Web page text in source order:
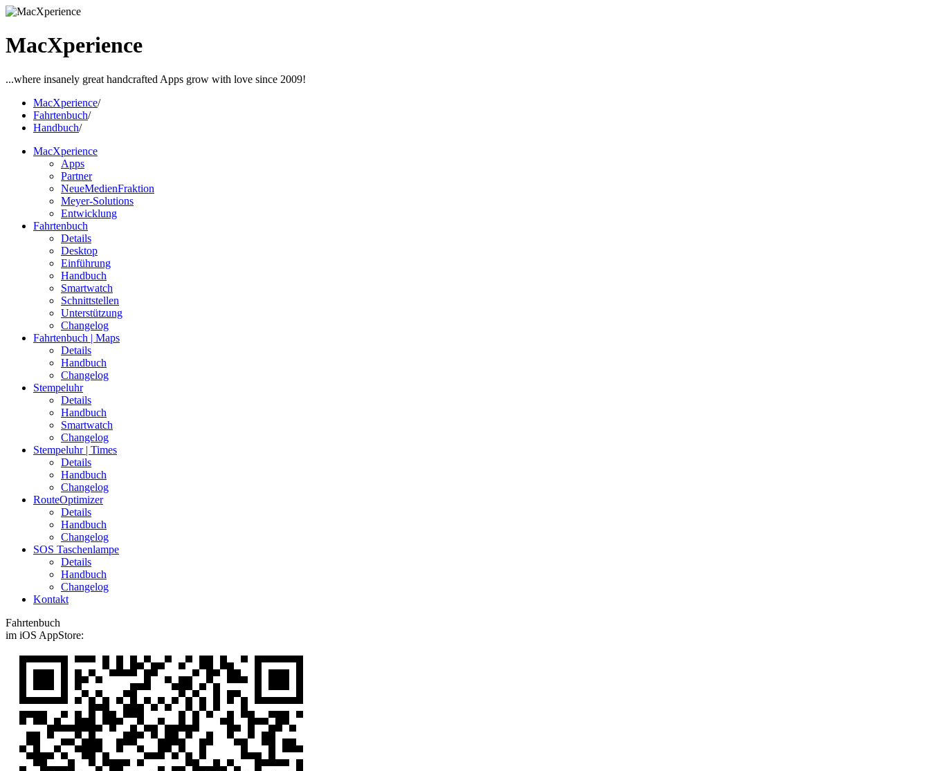
MacXperience
...where insanely great handcrafted Apps grow with love since 2009!
MacXperience/
Fahrtenbuch/
Handbuch/
MacXperience
Apps
Partner
NeueMedienFraktion
Meyer-Solutions
Entwicklung
Fahrtenbuch
Details
Desktop
Einführung
Handbuch
Smartwatch
Schnittstellen
Unterstützung
Changelog
Fahrtenbuch | Maps
Details
Handbuch
Changelog
Stempeluhr
Details
Handbuch
Smartwatch
Changelog
Stempeluhr | Times
Details
Handbuch
Changelog
RouteOptimizer
Details
Handbuch
Changelog
SOS Taschenlampe
Details
Handbuch
Changelog
Kontakt
Fahrtenbuch
im iOS AppStore: